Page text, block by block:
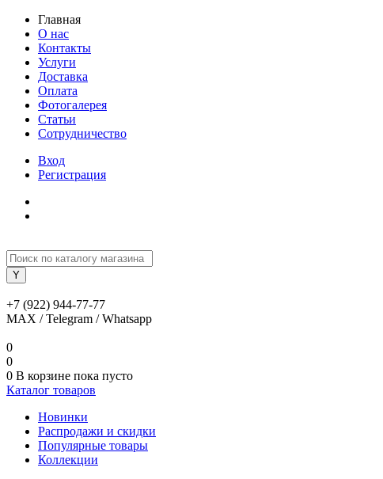
Главная
О нас
Контакты
Услуги
Доставка
Оплата
Фотогалерея
Статьи
Сотрудничество
Вход
Регистрация
+7 (922) 944-77-77
MAX / Telegram / Whatsapp
0
0
0 В корзине пока пусто
Каталог товаров
Новинки
Распродажи и скидки
Популярные товары
Коллекции